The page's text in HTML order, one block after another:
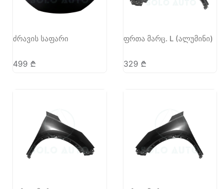
ძრავის საფარი
499 ₾
ფრთა მარც. L (ალუმინი)
329 ₾